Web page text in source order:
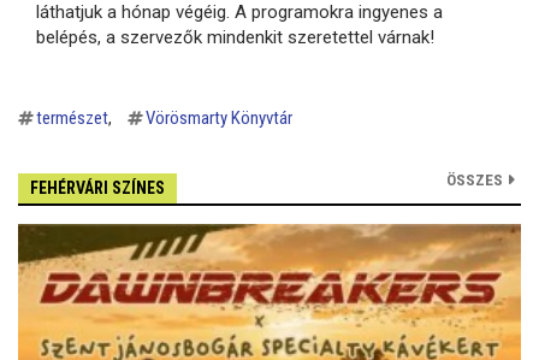
láthatjuk a hónap végéig. A programokra ingyenes a
belépés, a szervezők mindenkit szeretettel várnak!
természet Vörösmarty Könyvtár
FEHÉRVÁRI SZÍNES ÖSSZES